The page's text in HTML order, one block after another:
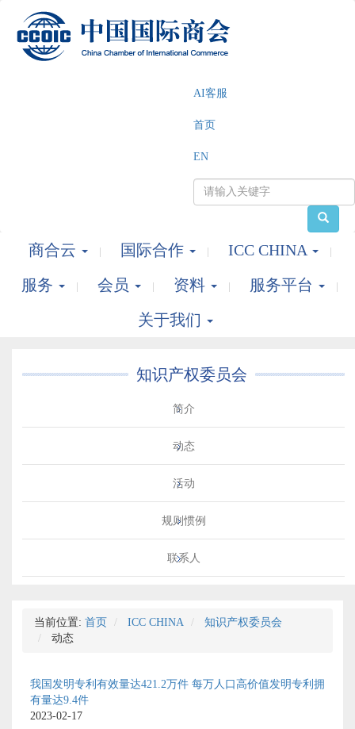
AI客服
首页
EN
商合云 国际合作
ICC CHINA
服务
会员 资料
服务平台
关于我们
知识产权委员会
简介
动态
活动
规则惯例
联系人
当前位置: 首页 ICC CHINA
知识产权委员会
动态
我国发明专利有效量达421.2万件 每万人口高价值发明专利拥
有量达9.4件
2023-02-17